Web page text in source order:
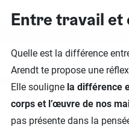
Entre travail
Quelle est la différence
Arendt te propose une
Elle souligne la différence
corps et l’œuvre de nos
pas présente dans la